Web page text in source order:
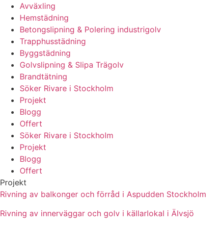
Avväxling
Hemstädning
Betongslipning & Polering industrigolv
Trapphusstädning
Byggstädning
Golvslipning & Slipa Trägolv
Brandtätning
Söker Rivare i Stockholm
Projekt
Blogg
Offert
Söker Rivare i Stockholm
Projekt
Blogg
Offert
Projekt
Rivning av balkonger och förråd i Aspudden Stockholm
Rivning av innerväggar och golv i källarlokal i Älvsjö